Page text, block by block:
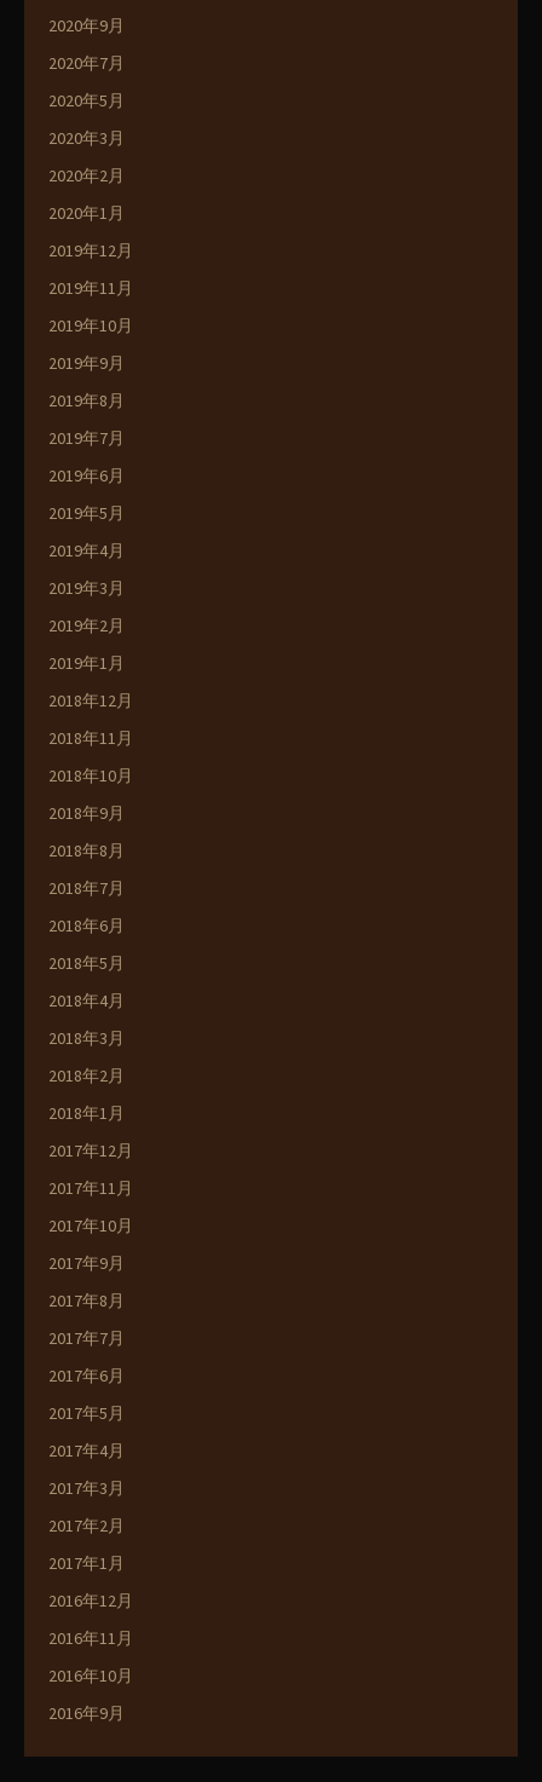
2020年9月
2020年7月
2020年5月
2020年3月
2020年2月
2020年1月
2019年12月
2019年11月
2019年10月
2019年9月
2019年8月
2019年7月
2019年6月
2019年5月
2019年4月
2019年3月
2019年2月
2019年1月
2018年12月
2018年11月
2018年10月
2018年9月
2018年8月
2018年7月
2018年6月
2018年5月
2018年4月
2018年3月
2018年2月
2018年1月
2017年12月
2017年11月
2017年10月
2017年9月
2017年8月
2017年7月
2017年6月
2017年5月
2017年4月
2017年3月
2017年2月
2017年1月
2016年12月
2016年11月
2016年10月
2016年9月